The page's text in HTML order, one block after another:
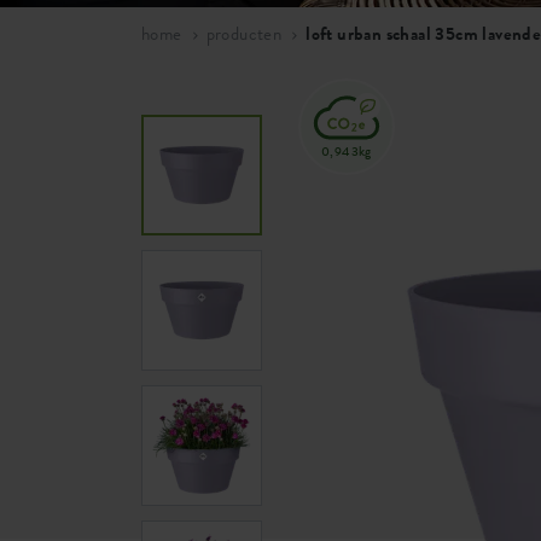
home producten loft urban schaal 35cm
0,943kg